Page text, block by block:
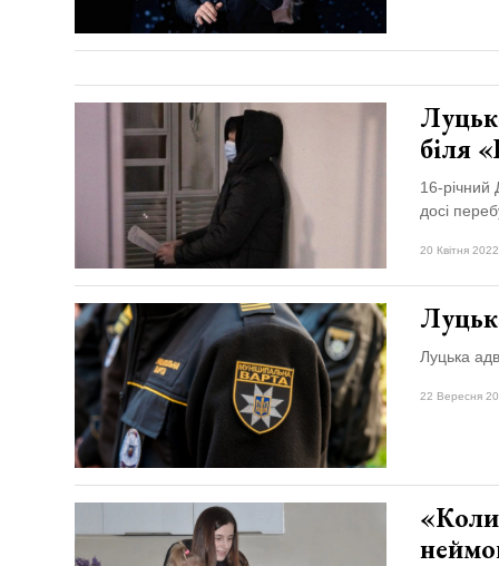
біля
16-річний
досі
20 Квітня
Луцька
22 Вересня